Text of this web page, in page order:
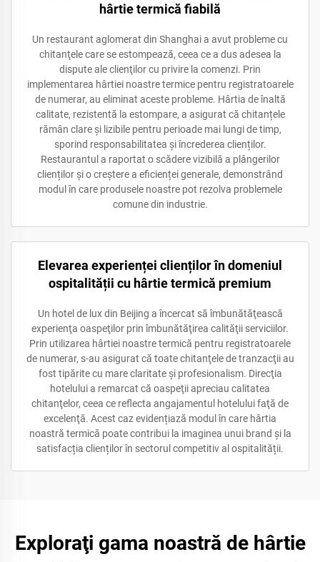
hârtie termică fiabilă
Un restaurant aglomerat din Shanghai a avut probleme cu
chitanţele care se estompează, ceea ce a dus adesea la
dispute ale clienţilor cu privire la comenzi. Prin
implementarea hârtiei noastre termice pentru registratoarele
de numerar, au eliminat aceste probleme. Hârtia de înaltă
calitate, rezistentă la estompare, a asigurat că chitanțele
rămân clare și lizibile pentru perioade mai lungi de timp,
sporind responsabilitatea și încrederea clienților.
Restaurantul a raportat o scădere vizibilă a plângerilor
clienților și o creștere a eficienței generale, demonstrând
modul în care produsele noastre pot rezolva problemele
comune din industrie.
Elevarea experienței clienților în domeniul
ospitalității cu hârtie termică premium
Un hotel de lux din Beijing a încercat să îmbunătăţească
experienţa oaspeţilor prin îmbunătăţirea calităţii serviciilor.
Prin utilizarea hârtiei noastre termică pentru registratoarele
de numerar, s-au asigurat că toate chitanţele de tranzacţii au
fost tipărite cu mare claritate şi profesionalism. Direcţia
hotelului a remarcat că oaspeţii apreciau calitatea
chitanţelor, ceea ce reflecta angajamentul hotelului faţă de
excelenţă. Acest caz evidențiază modul în care hârtia
noastră termică poate contribui la imaginea unui brand și la
satisfacția clienților în sectorul competitiv al ospitalității.
Exploraţi gama noastră de hârtie